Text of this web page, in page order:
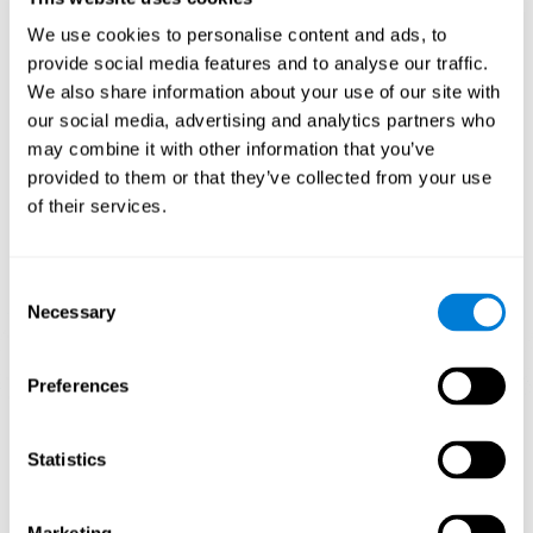
We use cookies to personalise content and ads, to
provide social media features and to analyse our traffic.
We also share information about your use of our site with
our social media, advertising and analytics partners who
may combine it with other information that you’ve
provided to them or that they’ve collected from your use
of their services.
Selection
Necessary
Preferences
Statistics
Estimular de manera consistente nuestras habilidades, puede
ayudar a crear nuevas sinapsis, y a que los circuitos neuronales
se reorganicen y mejoren las funciones cognitivas. En el juego
Ranaventuras se busca estimular capacidades relacionadas con
la estimación y la inhibición.
1ª SEMANA
Proyección gráfica orientativa de las redes neuronales después
capacidades cognitivas?